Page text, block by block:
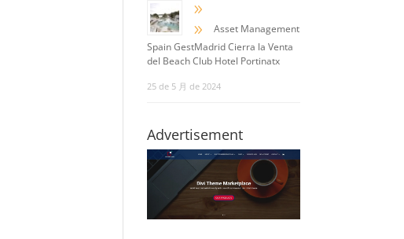
9
9
Asset Management
Spain GestMadrid Cierra la Venta
del Beach Club Hotel Portinatx
25 de 5 月 de 2024
Advertisement